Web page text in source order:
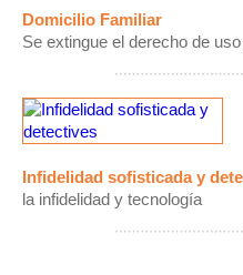
Domicilio Familiar
Se extingue el derecho de
Infidelidad sofisticada y
la infidelidad y tecnología